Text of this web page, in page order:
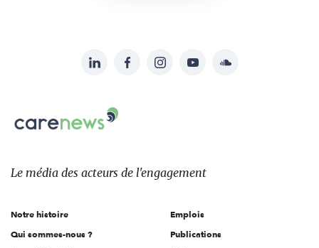
sur:
LinkedInFacebookInstagramYouTubeSoundcloud
Carenews,
Le
des
l'engagement
Le média des acteurs de l'engagement
Notre histoire
Qui sommes-nous ?
Emplois
Publications